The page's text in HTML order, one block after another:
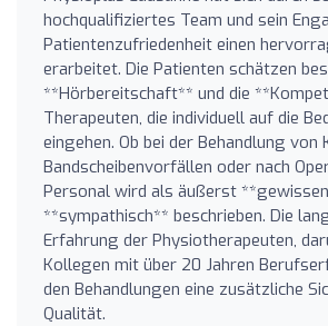
hochqualifiziertes Team und sein
Patientenzufriedenheit einen
erarbeitet. Die Patienten schätzen
**Hörbereitschaft** und die
Therapeuten, die individuell auf die
eingehen. Ob bei der Behandlung von
Bandscheibenvorfällen oder nach
Personal wird als äußerst
**sympathisch** beschrieben. Die
Erfahrung der Physiotherapeuten,
Kollegen mit über 20 Jahren
den Behandlungen eine zusätzliche
Qualität.